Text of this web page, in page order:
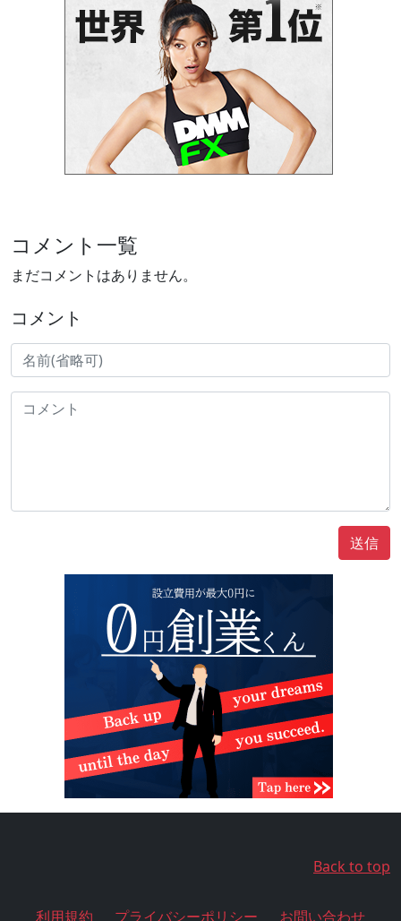
コメント一覧
まだコメントはありません。
コメント
送信
Back to top
利用規約 プライバシーポリシー お問い合わせ